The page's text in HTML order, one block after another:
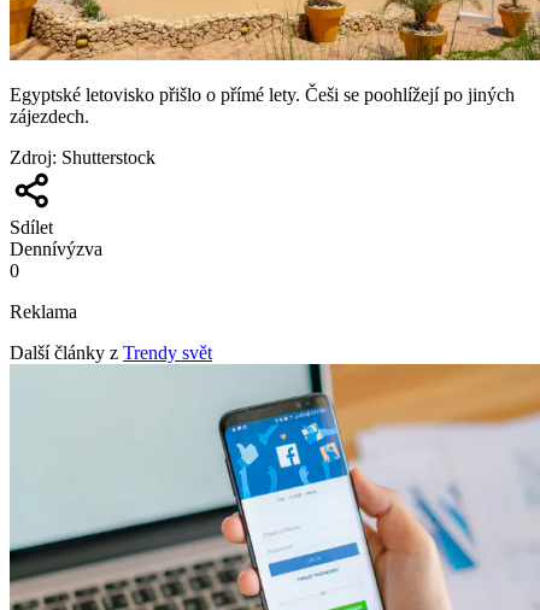
Egyptské letovisko přišlo o přímé lety. Češi se poohlížejí po jiných
zájezdech.
Zdroj: Shutterstock
Sdílet
Dennívýzva
0
Reklama
Další články z Trendy svět